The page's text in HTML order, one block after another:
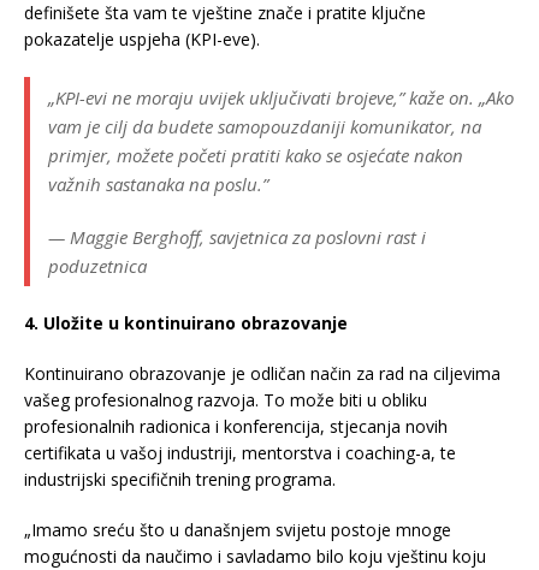
definišete šta vam te vještine znače i pratite ključne
pokazatelje uspjeha (KPI-eve).
„KPI-evi ne moraju uvijek uključivati brojeve,” kaže on. „Ako
vam je cilj da budete samopouzdaniji komunikator, na
primjer, možete početi pratiti kako se osjećate nakon
važnih sastanaka na poslu.”
— Maggie Berghoff, savjetnica za poslovni rast i
poduzetnica
4. Uložite u kontinuirano obrazovanje
Kontinuirano obrazovanje je odličan način za rad na ciljevima
vašeg profesionalnog razvoja. To može biti u obliku
profesionalnih radionica i konferencija, stjecanja novih
certifikata u vašoj industriji, mentorstva i coaching-a, te
industrijski specifičnih trening programa.
„Imamo sreću što u današnjem svijetu postoje mnoge
mogućnosti da naučimo i savladamo bilo koju vještinu koju